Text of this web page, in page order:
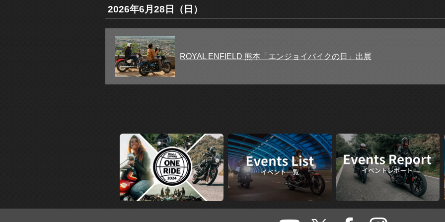
2026年6月28日（日）
ROYAL ENFIELD 熊本「エンジョイバイクの日」出展